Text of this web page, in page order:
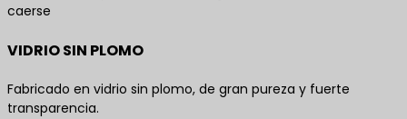
caerse
VIDRIO SIN PLOMO
Fabricado en vidrio sin plomo, de gran pureza y fuerte
transparencia.